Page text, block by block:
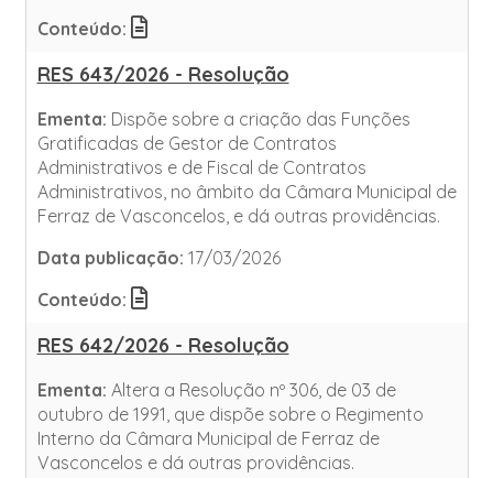
Conteúdo:
RES 643/2026 - Resolução
Ementa: Dispõe sobre a criação das Funções
Gratificadas de Gestor de Contratos
Administrativos e de Fiscal de Contratos
Administrativos, no âmbito da Câmara Municipal de
Ferraz de Vasconcelos, e dá outras providências.
Data publicação: 17/03/2026
Conteúdo:
RES 642/2026 - Resolução
Ementa: Altera a Resolução nº 306, de 03 de
outubro de 1991, que dispõe sobre o Regimento
Interno da Câmara Municipal de Ferraz de
Vasconcelos e dá outras providências.